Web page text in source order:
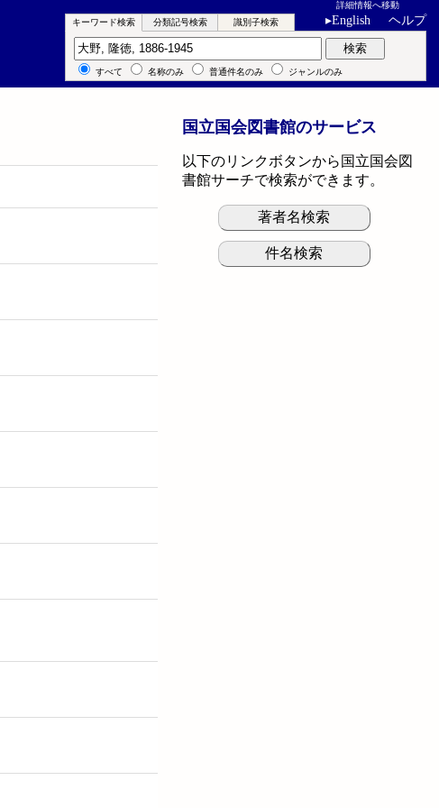
詳細情報へ移動
▸English ヘルプ
キーワード検索 分類記号検索 識別子検索
キーワード検索 検索
すべて 名称のみ 普通件名のみ ジャンルのみ
国立国会図書館のサービス
以下のリンクボタンから国立国会図
書館サーチで検索ができます。
著者名検索
件名検索